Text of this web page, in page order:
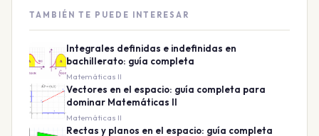
TAMBIÉN TE PUEDE INTERESAR
Integrales definidas e indefinidas en
bachillerato: guía completa
Matemáticas II
Vectores en el espacio: guía completa para
dominar Matemáticas II
Matemáticas II
Rectas y planos en el espacio: guía completa